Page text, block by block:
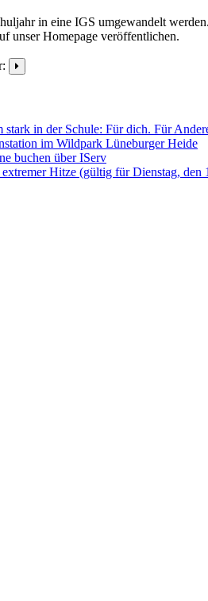
in eine IGS umgewandelt
unser Homepage veröffentlichen.
stark in der Schule: Für dich. Für
im Wildpark Lüneburger Heide
buchen über IServ
Hitze (gültig für Dienstag,